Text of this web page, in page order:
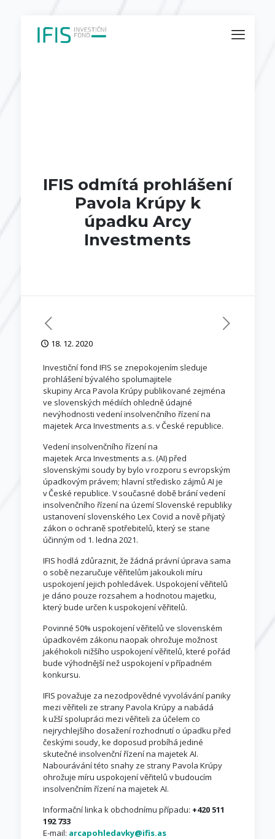
IFIS odmítá prohlášení
Pavola Krúpy k
úpadku Arcy
Investments
18. 12. 2020
Investiční fond IFIS se znepokojením sleduje
prohlášení bývalého spolumajitele
skupiny Arca Pavola Krúpy publikované zejména
ve slovenských médiích ohledně údajné
nevýhodnosti vedení insolvenčního řízení na
majetek Arca Investments a.s. v České republice.
Vedení insolvenčního řízení na
majetek Arca Investments a.s. (AI) před
slovenskými soudy by bylo v rozporu s evropským
úpadkovým právem; hlavní středisko zájmů AI je
v České republice. V současné době brání vedení
insolvenčního řízení na území Slovenské republiky
ustanovení slovenského Lex Covid a nově přijatý
zákon o ochraně spotřebitelů, který se stane
účinným od 1. ledna 2021.
IFIS hodlá zdůraznit, že žádná právní úprava sama
o sobě nezaručuje věřitelům jakoukoli míru
uspokojení jejich pohledávek. Uspokojení věřitelů
je dáno pouze rozsahem a hodnotou majetku,
který bude určen k uspokojení věřitelů.
Povinné 50% uspokojení věřitelů ve slovenském
úpadkovém zákonu naopak ohrožuje možnost
jakéhokoli nižšího uspokojení věřitelů, které pořád
bude výhodnější než uspokojení v případném
konkursu.
IFIS považuje za nezodpovědné vyvolávání paniky
mezi věřiteli ze strany Pavola Krúpy a nabádá
k užší spolupráci mezi věřiteli za účelem co
nejrychlejšího dosažení rozhodnutí o úpadku před
českými soudy, ke doposud probíhá jediné
skutečné insolvenční řízení na majetek AI.
Nabourávání této snahy ze strany Pavola Krúpy
ohrožuje míru uspokojení věřitelů v budoucím
insolvenčním řízení na majetek AI.
Informační linka k obchodnímu případu: +420 511
192 733
E-mail: arcapohledavky@ifis.as